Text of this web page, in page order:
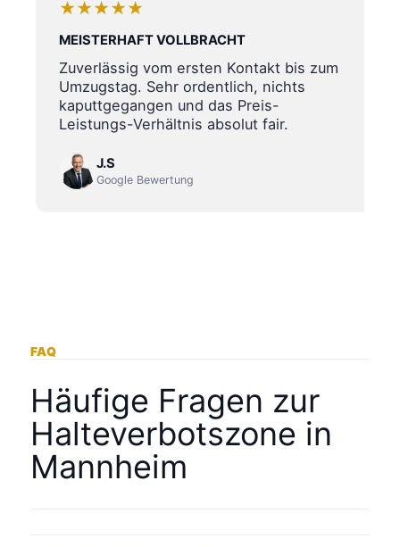
★★★★★
MEISTERHAFT VOLLBRACHT
Zuverlässig vom ersten Kontakt bis zum
Umzugstag. Sehr ordentlich, nichts
kaputtgegangen und das Preis-
Leistungs-Verhältnis absolut fair.
J.S
Google Bewertung
FAQ
Häufige Fragen zur
Halteverbotszone in
Mannheim